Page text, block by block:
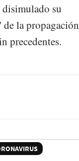
su
de la propagación
precedentes.